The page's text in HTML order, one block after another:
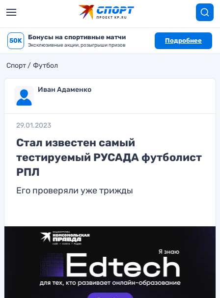
50K Бонусы на спортивные матчи
Эксклюзивные акции, розыгрыши призов
Подробнее
Спорт Футбол
Иван Адаменко
29.01.2023
Стал известен самый
тестируемый РУСАДА футболист
РПЛ
Его проверяли уже трижды